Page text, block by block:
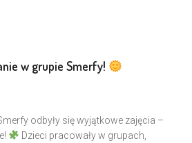
w grupie Smerfy!
odbyły się wyjątkowe zajęcia –
Dzieci pracowały w grupach,